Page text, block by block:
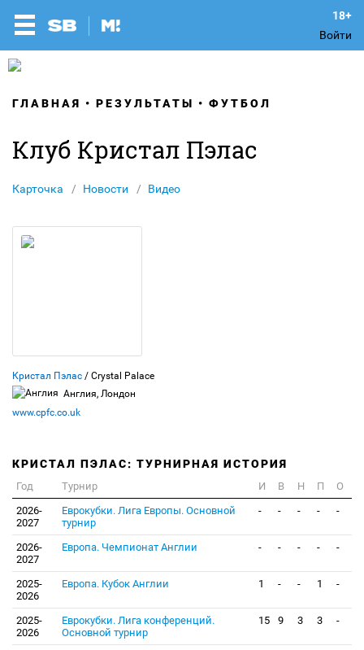
Войти
ГЛАВНАЯ РЕЗУЛЬТАТЫ ФУТБОЛ
Клуб Кристал Пэлас
Карточка Новости Видео
Кристал Пэлас / Crystal Palace
Англия, Лондон
www.cpfc.co.uk
КРИСТАЛ ПЭЛАС: ТУРНИРНАЯ ИСТОРИЯ
Год Турнир И В Н П
О
2026-
2027
Еврокубки. Лига Европы. Основной
турнир
- - - - -
2026-
2027
Европа. Чемпионат Англии - - - - -
2025-
2026
Европа. Кубок Англии 1 - - 1 -
2025-
2026
Еврокубки. Лига конференций.
Основной турнир
15 9 3 3 -